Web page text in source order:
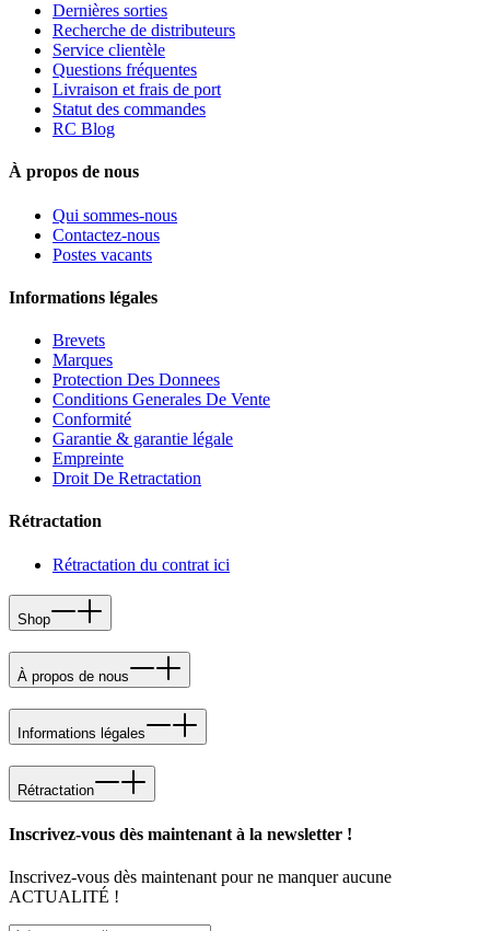
Dernières sorties
Recherche de distributeurs
Service clientèle
Questions fréquentes
Livraison et frais de port
Statut des commandes
RC Blog
À propos de nous
Qui sommes-nous
Contactez-nous
Postes vacants
Informations légales
Brevets
Marques
Protection Des Donnees
Conditions Generales De Vente
Conformité
Garantie & garantie légale
Empreinte
Droit De Retractation
Rétractation
Rétractation du contrat ici
Shop
À propos de nous
Informations légales
Rétractation
Inscrivez-vous dès maintenant à la newsletter !
Inscrivez-vous dès maintenant pour ne manquer aucune
ACTUALITÉ !